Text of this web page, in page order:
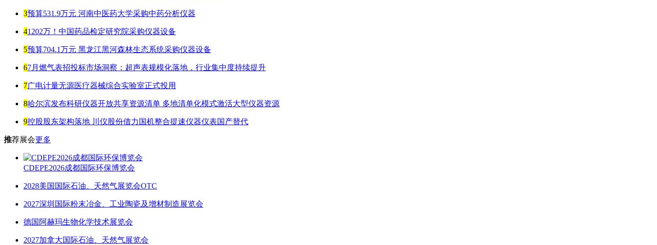
3预算531.9万元 河南中医药大学采购中药分析仪器
41202万！中国药品检定研究院采购仪器设备
5预算704.1万元 黑龙江黑河森林生态系统采购仪器设备
67月燃气表招投标市场洞察：超声表规模化落地，行业集中度持续提升
7广电计量无源医疗器械综合实验室正式投用
8哈尔滨发布科研仪器开放共享资源清单 多地清单化模式激活大型仪器资源
9控股股东架构落地 川仪股份借力国机整合提速仪器仪表国产替代
推荐展会更多
CDEPE2026成都国际环保博览会
2028美国国际石油、天然气展览会OTC
2027深圳国际粉末冶金、工业陶瓷及增材制造展览会
德国阿赫玛生物化学技术展览会
2027加拿大国际石油、天然气展览会